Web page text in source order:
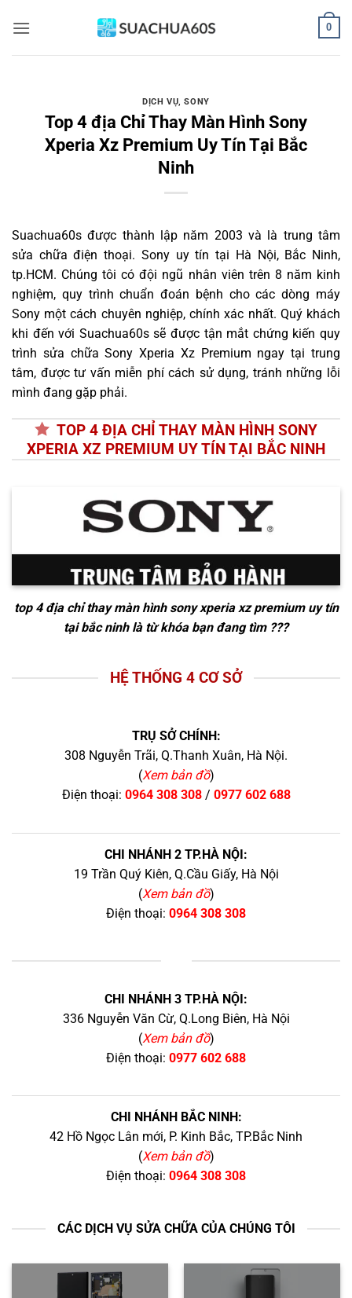
qua
0
DỊCH VỤ,SONY
Top 4 địa Chỉ Thay Màn Hình Sony
Xperia Xz Premium Uy Tín Tại Bắc
Ninh
Suachua60s được thành lập năm 2003 và là trung tâm
sửa chữa điện thoại. Sony uy tín tại Hà Nội, Bắc Ninh,
tp.HCM. Chúng tôi có đội ngũ nhân viên trên 8 năm kinh
nghiệm, quy trình chuẩn đoán bệnh cho các dòng máy
Sony một cách chuyên nghiệp, chính xác nhất. Quý khách
khi đến với Suachua60s sẽ được tận mắt chứng kiến quy
trình sửa chữa Sony Xperia Xz Premium ngay tại trung
tâm, được tư vấn miễn phí cách sử dụng, tránh những lỗi
mình đang gặp phải.
TOP 4 ĐỊA CHỈ THAY MÀN HÌNH SONY
XPERIA XZ PREMIUM UY TÍN TẠI BẮC NINH
top 4 địa chỉ thay màn hình sony xperia xz premium uy tín
tại bắc ninhlà từ khóa bạn đang tìm ???
HỆ THỐNG 4 CƠ SỞ
TRỤ SỞ CHÍNH:
308 Nguyễn Trãi, Q.Thanh Xuân, Hà Nội.
(Xem bản đồ)
Điện thoại: 0964 308 308/ 0977 602 688
CHI NHÁNH 2 TP.HÀ NỘI:
19 Trần Quý Kiên, Q.Cầu Giấy, Hà Nội
(Xem bản đồ)
Điện thoại: 0964 308 308
CHI NHÁNH 3 TP.HÀ NỘI:
336 Nguyễn Văn Cừ, Q.Long Biên, Hà Nội
(Xem bản đồ)
Điện thoại: 0977 602 688
CHI NHÁNH BẮC NINH:
42 Hồ Ngọc Lân mới, P. Kinh Bắc, TP.Bắc Ninh
(Xem bản đồ)
Điện thoại: 0964 308 308
CÁC DỊCH VỤ SỬA CHỮA CỦA CHÚNG TÔI